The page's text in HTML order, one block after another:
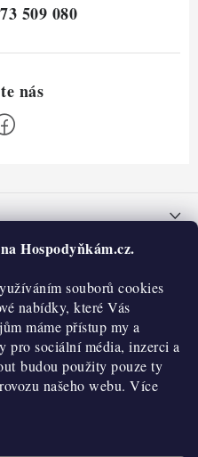
Hospodyňkám.cz.
souborů cookies
nabídky, které Vás
máme přístup my a
pro sociální média, inzerci a
budou použity pouze ty
našeho webu. Více
509 080